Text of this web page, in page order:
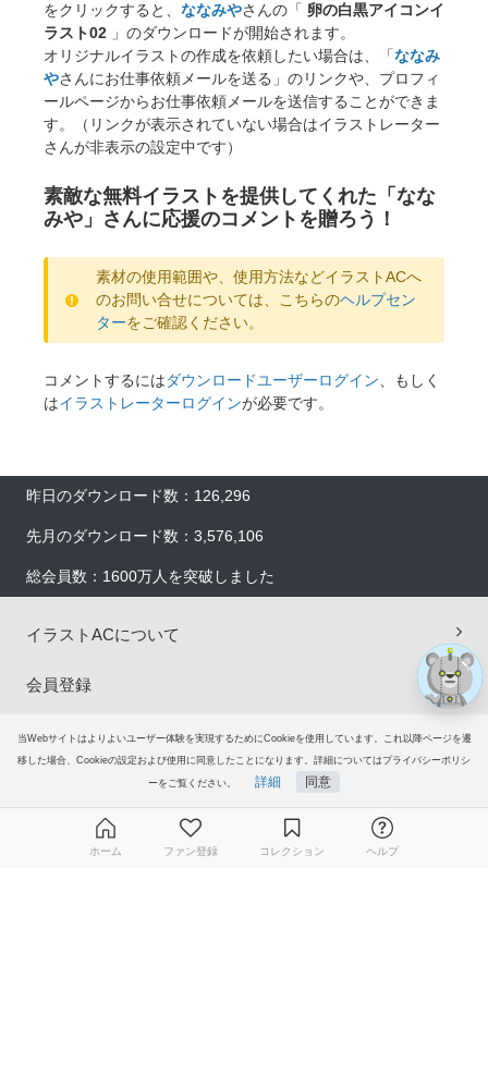
当Webサイトはよりよいユーザー体験を実現するためにCookieを使用しています。これ以降ページを遷
移した場合、Cookieの設定および使用に同意したことになります。詳細についてはプライバシーポリシ
ーをご覧ください。 詳細 同意
をクリックすると、 ななみやさんの「 卵の白黒アイコンイ
ラスト02 」のダウンロードが開始されます。
オリジナルイラストの作成を依頼したい場合は、「ななみ
やさんにお仕事依頼メールを送る」のリンクや、プロフィ
ールページからお仕事依頼メールを送信することができま
す。（リンクが表示されていない場合はイラストレーター
さんが非表示の設定中です）
素敵な無料イラストを提供してくれた「なな
みや」さんに応援のコメントを贈ろう！
素材の使用範囲や、使用方法などイラストACへ
のお問い合せについては、こちらのヘルプセン
ターをご確認ください。
コメントするにはダウンロードユーザーログイン、もしく
はイラストレーターログインが必要です。
昨日のダウンロード数：126,296
先月のダウンロード数：3,576,106
総会員数：1600万人を突破しました
イラストACについて
会員登録
プレミアム会員サービス
グループサイト
×
ホーム ファン登録 コレクション ヘルプ